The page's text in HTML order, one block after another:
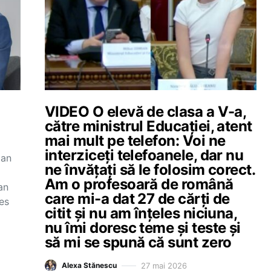
VIDEO O elevă de clasa a V-a,
către ministrul Educației, atent
mai mult pe telefon: Voi ne
interziceți telefoanele, dar nu
ne învățați să le folosim corect.
Am o profesoară de română
care mi-a dat 27 de cărți de
citit și nu am înțeles niciuna,
nu îmi doresc teme și teste și
să mi se spună că sunt zero
Alexa Stănescu 27 mai 2026